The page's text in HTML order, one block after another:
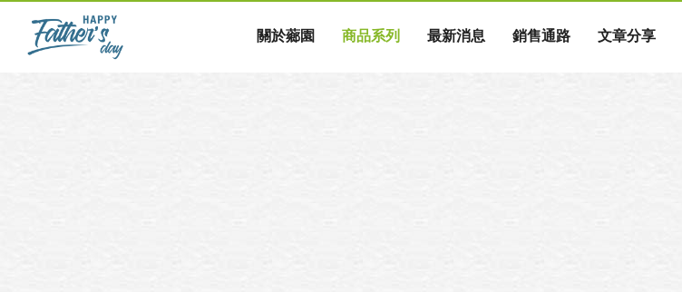
關於薌園 商品系列 最新消息 銷售通路 文章分享